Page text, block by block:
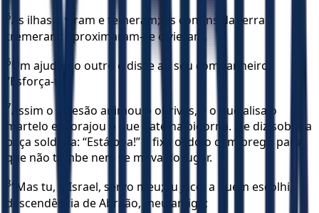
5As ilhas o viram e temeram; os confins da terra
tremeram; aproximaram-se e vieram.
6Um ajudou o outro e disse ao seu companheiro:
“Esforça-te!”
7Assim o artesão animou o ourives, e o que alisa o
martelo encorajou o que bate na bigorna. Ele diz sobre a
peça soldada: “Está boa!” E fixa o ídolo com prego para
que não tombe nem se mova do lugar.
8“Mas tu, ó Israel, servo meu; tu Jacó, a quem escolhi,
descendência de Abraão, meu amigo;